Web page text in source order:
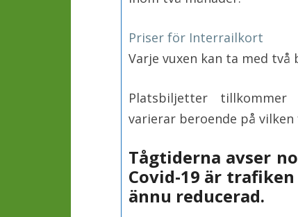
Priser för Interrailkort
Varje vuxen kan ta med två
Platsbiljetter
varierar beroende på
Tågtiderna avser
Covid-19 är trafiken
ännu reducerad.